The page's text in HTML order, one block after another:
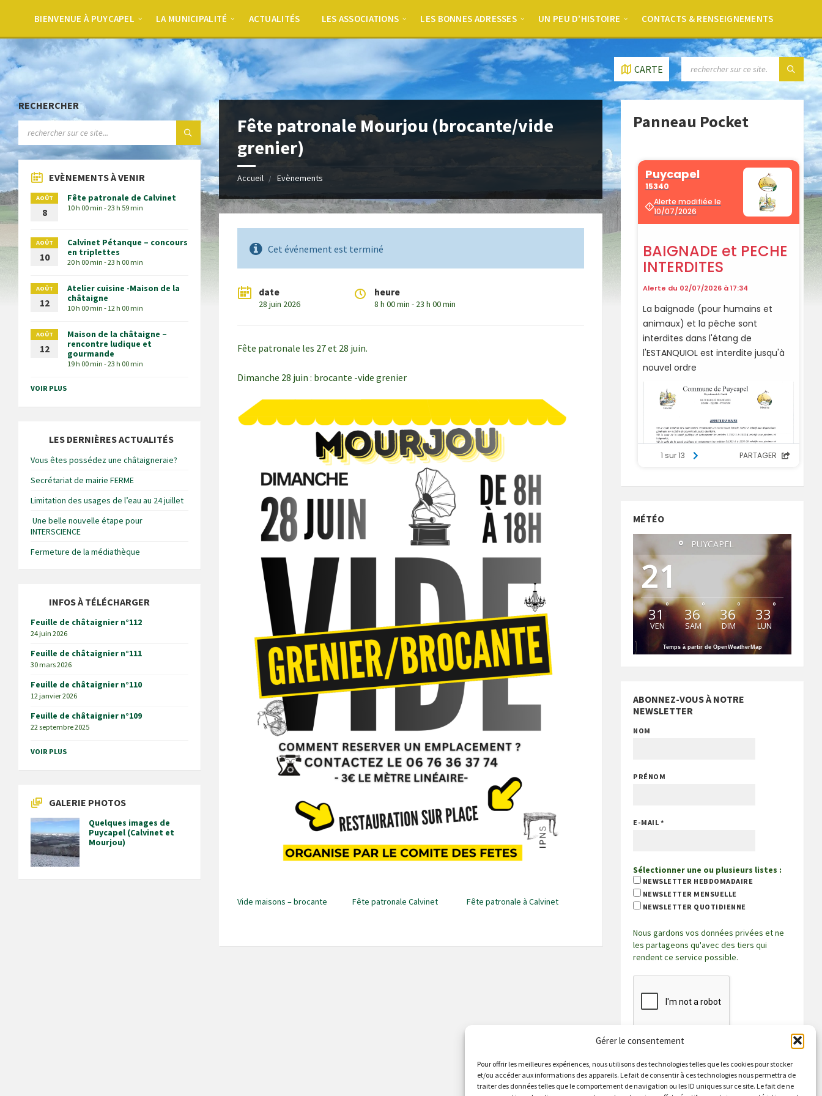
Gérer le consentement
Pour offrir les meilleures expériences, nous utilisons des technologies telles que les cookies pour stocker
et/ou accéder aux informations des appareils. Le fait de consentir à ces technologies nous permettra de
traiter des données telles que le comportement de navigation ou les ID uniques sur ce site. Le fait de ne
BIENVENUE À PUYCAPEL LA MUNICIPALITÉ ACTUALITÉS LES ASSOCIATIONS LES BONNES ADRESSES UN PEU D’HISTOIRE CONTACTS & RENSEIGNEMENTS
CARTE
Fête patronale Mourjou (brocante/vide
grenier)
Accueil Evènements
Cet événement est terminé
date
28 juin 2026
heure
8 h 00 min - 23 h 00 min
Fête patronale les 27 et 28 juin.
Dimanche 28 juin : brocante -vide grenier
Vide maisons – brocante Fête patronale Calvinet Fête patronale à Calvinet
RECHERCHER
EVÈNEMENTS À VENIR
AOÛT
8
Fête patronale de Calvinet
10 h 00 min - 23 h 59 min
AOÛT
10
Calvinet Pétanque – concours
en triplettes
20 h 00 min - 23 h 00 min
AOÛT
12
Atelier cuisine -Maison de la
châtaigne
10 h 00 min - 12 h 00 min
AOÛT
12
Maison de la châtaigne –
rencontre ludique et
gourmande
19 h 00 min - 23 h 00 min
VOIR PLUS
LES DERNIÈRES ACTUALITÉS
Vous êtes possédez une châtaigneraie?
Secrétariat de mairie FERME
Limitation des usages de l’eau au 24 juillet
Une belle nouvelle étape pour
INTERSCIENCE
Fermeture de la médiathèque
INFOS À TÉLÉCHARGER
Feuille de châtaignier n°112
24 juin 2026
Feuille de châtaignier n°111
30 mars 2026
Feuille de châtaignier n°110
12 janvier 2026
Feuille de châtaignier n°109
22 septembre 2025
VOIR PLUS
GALERIE PHOTOS
Quelques images de
Puycapel (Calvinet et
Mourjou)
Panneau Pocket
MÉTÉO
PUYCAPEL
21
°
31 °
VEN
36°
SAM
36°
DIM
33°
LUN
Temps à partir de OpenWeatherMap
ABONNEZ-VOUS À NOTRE
NEWSLETTER
NOM
PRÉNOM
E-MAIL *
Sélectionner une ou plusieurs listes :
NEWSLETTER HEBDOMADAIRE
NEWSLETTER MENSUELLE
NEWSLETTER QUOTIDIENNE
Nous gardons vos données privées et ne
les partageons qu'avec des tiers qui
rendent ce service possible.